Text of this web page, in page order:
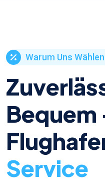
Warum Uns Wählen
Bequem
Service